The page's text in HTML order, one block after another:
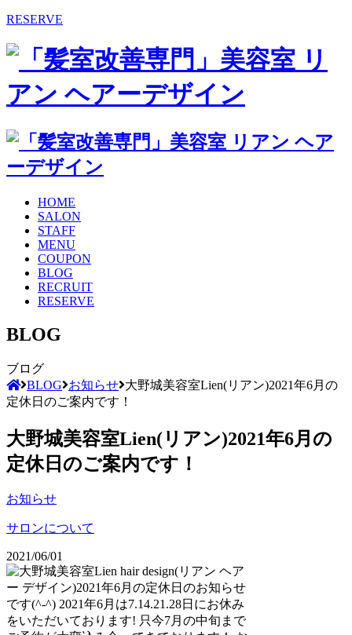
RESERVE
HOME
SALON
STAFF
MENU
COUPON
BLOG
RECRUIT
RESERVE
BLOG
ブログ
BLOG お知らせ 大野城美容室Lien(リアン)2021年6月の
定休日のご案内です！
大野城美容室Lien(リアン)2021年6月の
定休日のご案内です！
お知らせ
サロンについて
2021/06/01